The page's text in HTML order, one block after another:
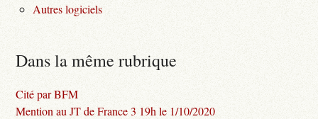
Autres logiciels
Dans la même rubrique
Cité par BFM
Mention au JT de France 3 19h le 1/10/2020